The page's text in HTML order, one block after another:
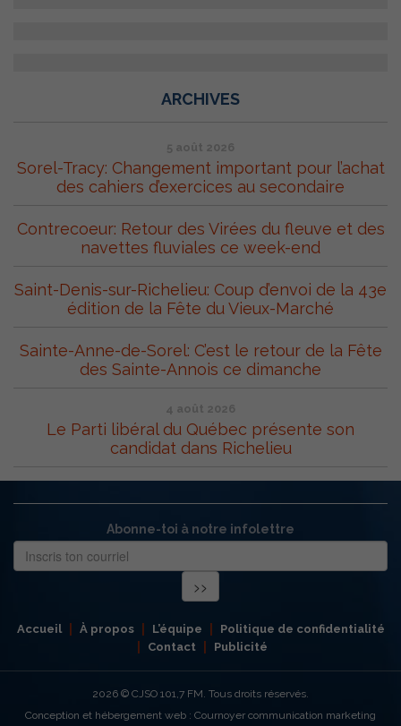
ARCHIVES
5 août 2026
Sorel-Tracy: Changement important pour l’achat
des cahiers d’exercices au secondaire
Contrecoeur: Retour des Virées du fleuve et des
navettes fluviales ce week-end
Saint-Denis-sur-Richelieu: Coup d’envoi de la 43e
édition de la Fête du Vieux-Marché
Sainte-Anne-de-Sorel: C’est le retour de la Fête
des Sainte-Annois ce dimanche
4 août 2026
Le Parti libéral du Québec présente son
candidat dans Richelieu
Abonne-toi à notre infolettre
Accueil À propos L’équipe
Politique de confidentialité
Contact
Publicité
2026 © CJSO 101,7 FM. Tous droits réservés.
Conception et hébergement web : Cournoyer communication marketing